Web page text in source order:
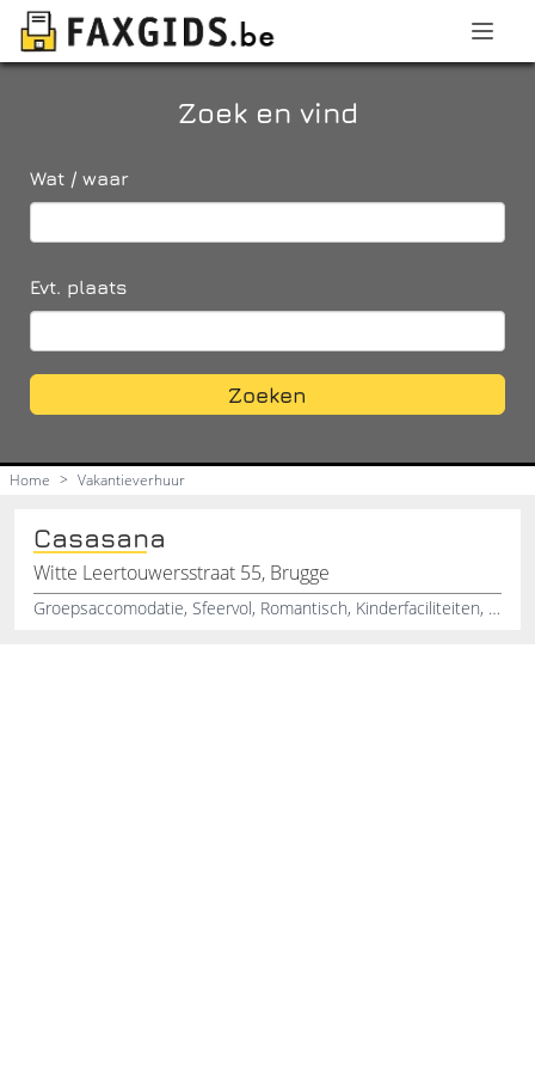
Zoek en vind
Wat / waar
Evt. plaats
Zoeken
Home > Vakantieverhuur
Casasana
Witte Leertouwersstraat 55, Brugge
Groepsaccomodatie, Sfeervol, Romantisch, Kinderfaciliteiten, Huisdieren Opvang